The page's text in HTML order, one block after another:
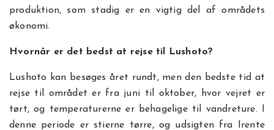
produktion, som stadig er en vigtig del af områdets
økonomi.
Hvornår er det bedst at rejse til Lushoto?
Lushoto kan besøges året rundt, men den bedste tid at
rejse til området er fra juni til oktober, hvor vejret er
tørt, og temperaturerne er behagelige til vandreture. I
denne periode er stierne tørre, og udsigten fra Irente